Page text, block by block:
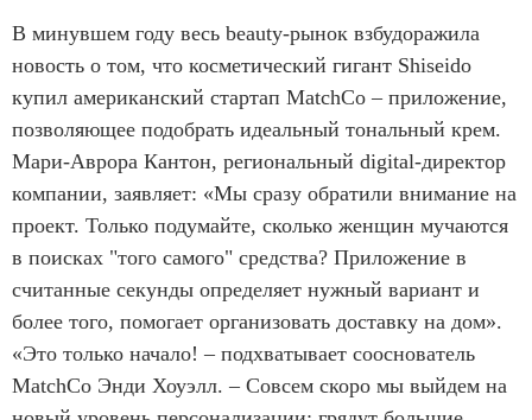
В минувшем году весь beauty-рынок взбудоражила
новость о том, что косметический гигант Shiseido
купил американский стартап MatchCo – приложение,
позволяющее подобрать идеальный тональный крем.
Мари-Аврора Кантон, региональный digital-директор
компании, заявляет: «Мы сразу обратили внимание на
проект. Только подумайте, сколько женщин мучаются
в поисках "того самого" средства? Приложение в
считанные секунды определяет нужный вариант и
более того, помогает организовать доставку на дом».
«Это только начало! – подхватывает сооснователь
MatchCo Энди Хоуэлл. – Совсем скоро мы выйдем на